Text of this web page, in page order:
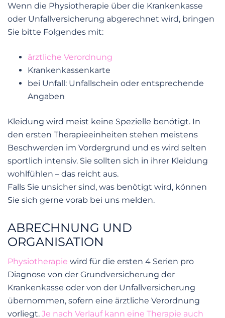
Wenn die Physiotherapie über die Krankenkasse
oder Unfallversicherung abgerechnet wird, bringen
Sie bitte Folgendes mit:
ärztliche Verordnung
Krankenkassenkarte
bei Unfall: Unfallschein oder entsprechende
Angaben
Kleidung wird meist keine Spezielle benötigt. In
den ersten Therapieeinheiten stehen meistens
Beschwerden im Vordergrund und es wird selten
sportlich intensiv. Sie sollten sich in ihrer Kleidung
wohlfühlen – das reicht aus.
Falls Sie unsicher sind, was benötigt wird, können
Sie sich gerne vorab bei uns melden.
ABRECHNUNG UND
ORGANISATION
Physiotherapie wird für die ersten 4 Serien pro
Diagnose von der Grundversicherung der
Krankenkasse oder von der Unfallversicherung
übernommen, sofern eine ärztliche Verordnung
vorliegt. Je nach Verlauf kann eine Therapie auch